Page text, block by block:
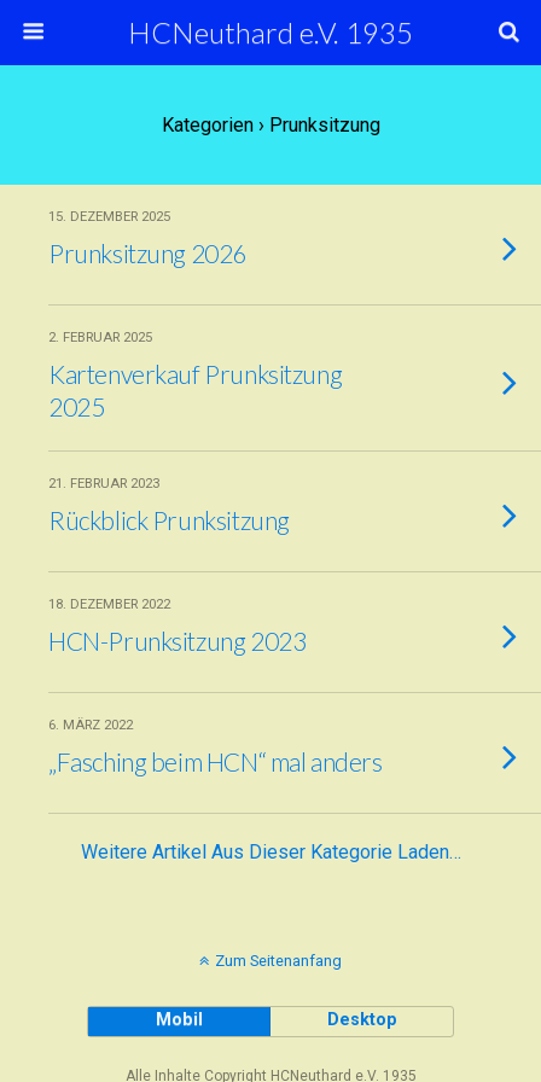
HCNeuthard e.V. 1935
Kategorien › Prunksitzung
15. DEZEMBER 2025
Prunksitzung 2026
2. FEBRUAR 2025
Kartenverkauf Prunksitzung
2025
21. FEBRUAR 2023
Rückblick Prunksitzung
18. DEZEMBER 2022
HCN-Prunksitzung 2023
6. MÄRZ 2022
„Fasching beim HCN“ mal anders
Weitere Artikel Aus Dieser Kategorie Laden…
Zum Seitenanfang
Mobil Desktop
Alle Inhalte Copyright HCNeuthard e.V. 1935